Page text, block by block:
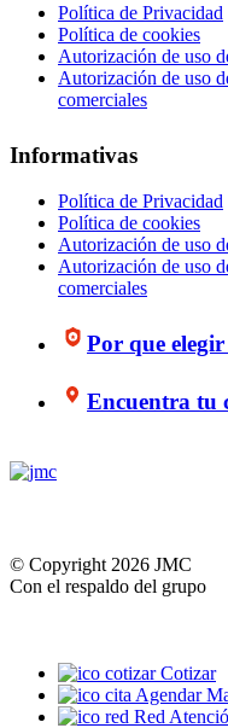
Política de Privacidad
Política de cookies
Autorización de uso
Autorización de uso
comerciales
Informativas
Política de Privacidad
Política de cookies
Autorización de uso
Autorización de uso
comerciales
Por que
Encuentra tu
© Copyright 2026 JMC
Con el respaldo del grupo
Cotizar
Agendar
Red